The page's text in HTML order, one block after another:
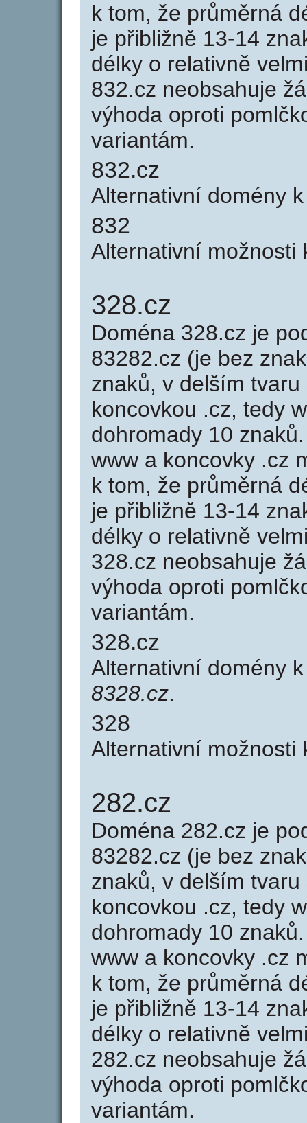
k tom, že průměrná
je přibližně 13-14
délky o relativně
832.cz neobsahuje
výhoda oproti
variantám.
832.cz
Alternativní domény
832
Alternativní
328.cz
Doména 328.cz je
83282.cz (je bez
znaků, v delším
koncovkou .cz, tedy
dohromady 10
www a koncovky .cz
k tom, že průměrná
je přibližně 13-14
délky o relativně
328.cz neobsahuje
výhoda oproti
variantám.
328.cz
Alternativní domény
8328.cz.
328
Alternativní
282.cz
Doména 282.cz je
83282.cz (je bez
znaků, v delším
koncovkou .cz, tedy
dohromady 10
www a koncovky .cz
k tom, že průměrná
je přibližně 13-14
délky o relativně
282.cz neobsahuje
výhoda oproti
variantám.